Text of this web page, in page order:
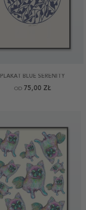
PLAKAT BLUE SERENITY
OD 75,00 ZŁ